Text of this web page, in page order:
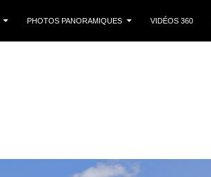
PHOTOS PANORAMIQUES VIDÉOS 360